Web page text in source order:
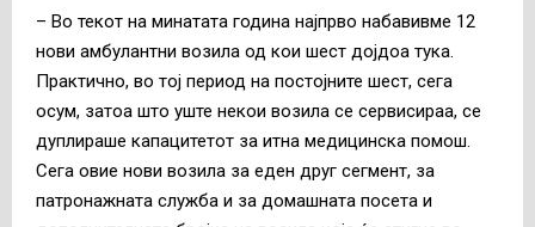
– Во текот на минатата година најпрво набавивме 12
нови амбулантни возила од кои шест дојдоа тука.
Практично, во тој период на постојните шест, сега
осум, затоа што уште некои возила се сервисираа, се
дуплираше капацитетот за итна медицинска помош.
Сега овие нови возила за еден друг сегмент, за
патронажната служба и за домашната посета и